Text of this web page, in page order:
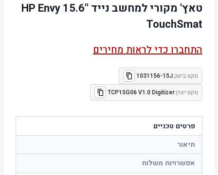
טאץ' מקורי למחשב נייד "15.6 HP Envy
TouchSmat
התחברו כדי לראות מחירים
מקט ביטק:1031156-15J
מקט יצרן:TCP15G06 V1.0 Digitizer
פרטים טכניים
תיאור
אפשרויות משלוח